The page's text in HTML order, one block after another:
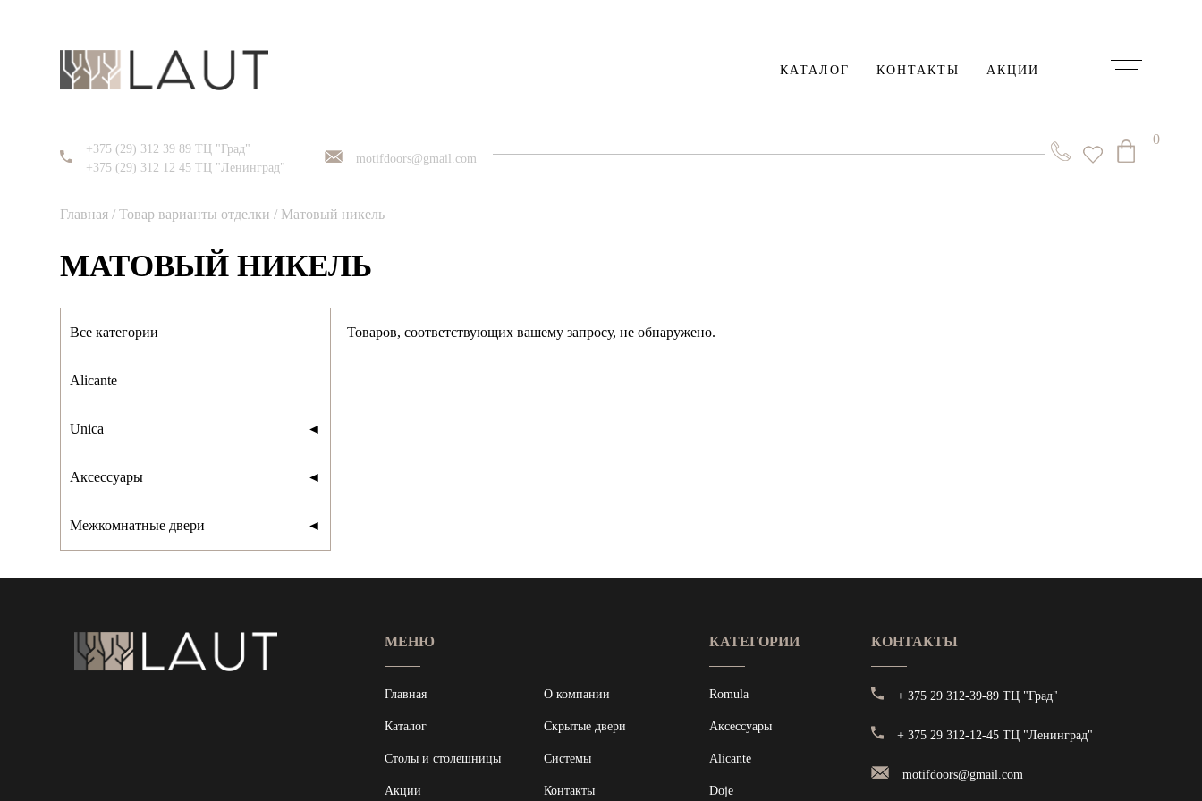
КАТАЛОГ КОНТАКТЫ АКЦИИ
КАТАЛОГ
УХОД ЗА
ДВЕРЬМИ
+375 (29) 312 39 89 ТЦ "Град"
+375 (29) 312 12 45 ТЦ "Ленинград"
motifdoors@gmail.com
0
Главная / Товар варианты отделки / Матовый никель
МАТОВЫЙ НИКЕЛЬ
Все категории
Alicante
Unica ◄
Аксессуары ◄
Межкомнатные двери ◄
Товаров, соответствующих вашему запросу, не обнаружено.
МЕНЮ
Главная О компании
Каталог Скрытые двери
Столы и столешницы Системы
Акции Контакты
КАТЕГОРИИ
Romula
Аксессуары
Alicante
Doje
КОНТАКТЫ
+ 375 29 312-39-89 ТЦ "Град"
+ 375 29 312-12-45 ТЦ "Ленинград"
motifdoors@gmail.com